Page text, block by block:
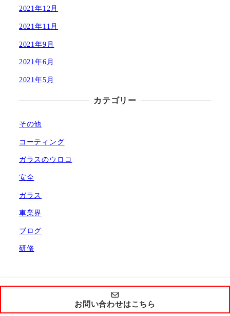
2021年12月
2021年11月
2021年9月
2021年6月
2021年5月
カテゴリー
その他
コーティング
ガラスのウロコ
安全
ガラス
車業界
ブログ
研修
Copyright by ReMobil 2021
お問い合わせはこちら